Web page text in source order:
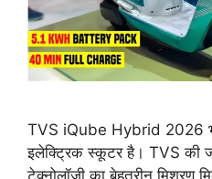
TVS iQube Hybrid 2026
इलेक्ट्रिक स्कूटर है। TVS की
टेक्नोलॉजी का बेहतरीन मिश्रण